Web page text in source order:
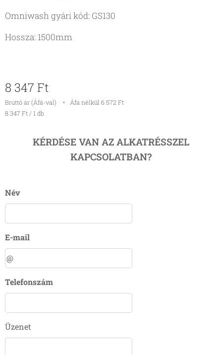
Omniwash gyári kód: GS130
Hossza: 1500mm
8 347 Ft
Bruttó ár (Áfá-val)
Áfa nélkül 6 572 Ft
8 347 Ft / 1 db
KÉRDÉSE VAN AZ ALKATRÉSSZEL
KAPCSOLATBAN?
Név
E-mail
Telefonszám
Üzenet